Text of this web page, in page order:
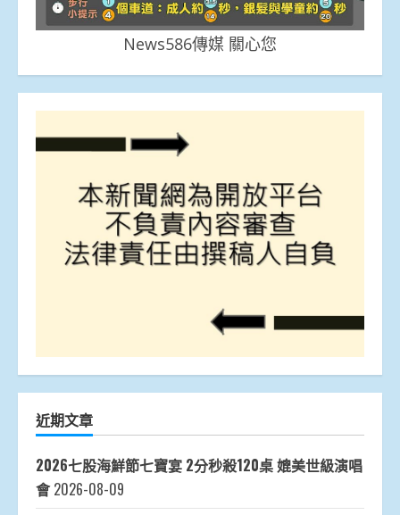
News586傳媒 關心您
近期文章
2026七股海鮮節七寶宴 2分秒殺120桌 媲美世級演唱
會 2026-08-09